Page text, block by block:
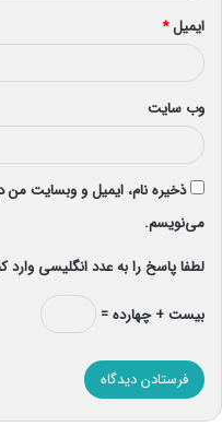
ایمیل*
وب‌ سایت
ذخیره نام، ایمیل و وبسایت من
می‌نویسم.
لطفا پاسخ را به عدد انگلیسی وارد
بیست + چهارده =